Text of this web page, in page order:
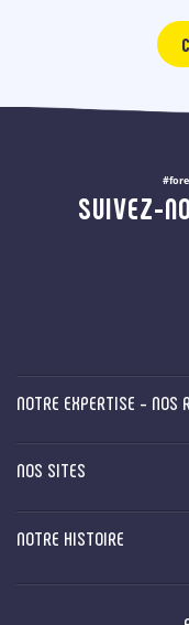
SUIVEZ-
NOTRE EXPERTISE - NOS
NOS SITES
NOTRE HISTOIRE